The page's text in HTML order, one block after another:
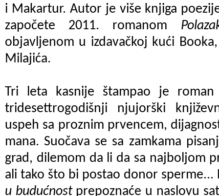
i Makartur. Autor je više knjiga
započete 2011. romanom
objavljenom u izdavačkoj kući
Milajića.
Tri leta kasnije štampao je
tridesettrogodišnji njujorški
uspeh sa proznim prvencem,
mana. Suočava se sa zamkama
grad, dilemom da li da sa najboljom
ali tako što bi postao donor
u budućnostprepoznaće u naslovu